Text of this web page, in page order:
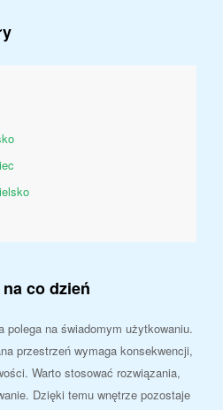
co dzień
polega na świadomym użytkowaniu.
przestrzeń wymaga konsekwencji,
Warto stosować rozwiązania,
Dzięki temu wnętrze pozostaje